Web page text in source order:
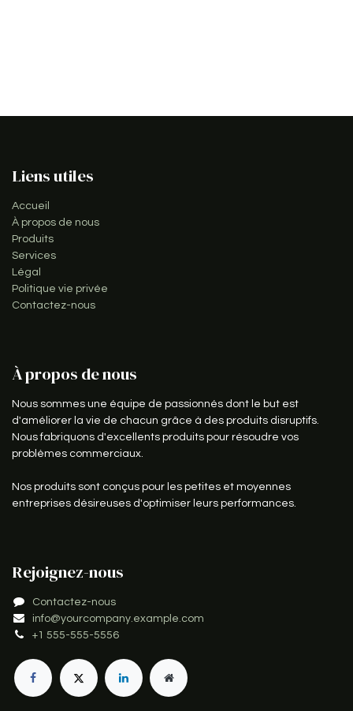
Liens utiles
Accueil
À propos de nous
Produits
Services
Légal
Politique vie privée
Contactez-nous
À propos de nous
Nous sommes une équipe de passionnés dont le but est
d'améliorer la vie de chacun grâce à des produits disruptifs.
Nous fabriquons d'excellents produits pour résoudre vos
problèmes commerciaux.
Nos produits sont conçus pour les petites et moyennes
entreprises désireuses d'optimiser leurs performances.
Rejoignez-nous
Contactez-nous
info@yourcompany.example.com
+1 555-555-5556